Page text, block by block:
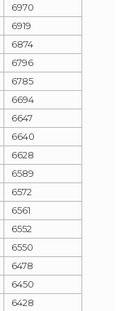
6970
6919
6874
6796
6785
6694
6647
6640
6628
6589
6572
6561
6552
6550
6478
6450
6428